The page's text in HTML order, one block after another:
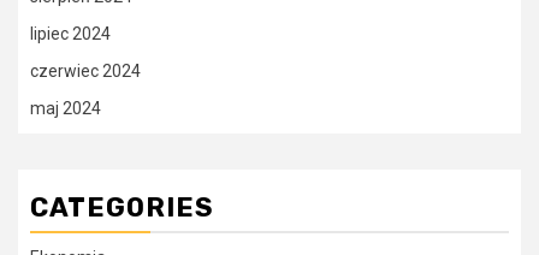
lipiec 2024
czerwiec 2024
maj 2024
CATEGORIES